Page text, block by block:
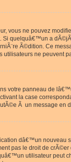
vous ne pouvez
Si quelquâ€™un a
Ã©dition. Ce
ne peuvent
votre panneau de
la case
Ã un message en
dâ€™un
pas le droit de
utilisateur peut